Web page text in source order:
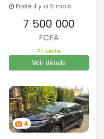
Posté il y a 5 mois
7 500 000
FCFA
En vente
Voir détails
4